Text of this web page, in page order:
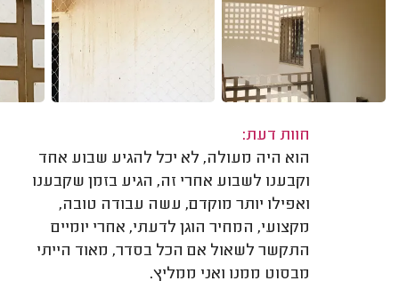
חוות דעת:
הוא היה מעולה, לא יכל להגיע שבוע אחד
וקבענו לשבוע אחרי זה, הגיע בזמן שקבענו
ואפילו יותר מוקדם, עשה עבודה טובה,
מקצועי, המחיר הוגן לדעתי, אחרי יומיים
התקשר לשאול אם הכל בסדר, מאוד הייתי
מבסוט ממנו ואני ממליץ.